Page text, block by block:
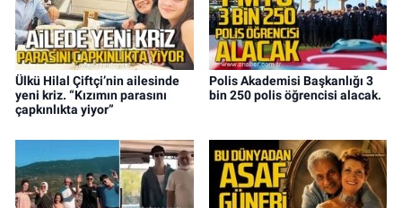
Ülkü Hilal Çiftçi’nin ailesinde
yeni kriz. “Kızımın parasını
çapkınlıkta yiyor”
Polis Akademisi Başkanlığı 3
bin 250 polis öğrencisi alacak.